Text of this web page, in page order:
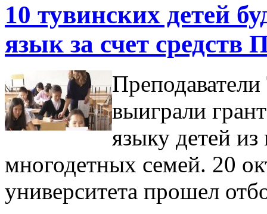
10 тувинских детей
язык за счет
Преподаватели
выиграли
языку детей
многодетных семей. 20
университета прошел